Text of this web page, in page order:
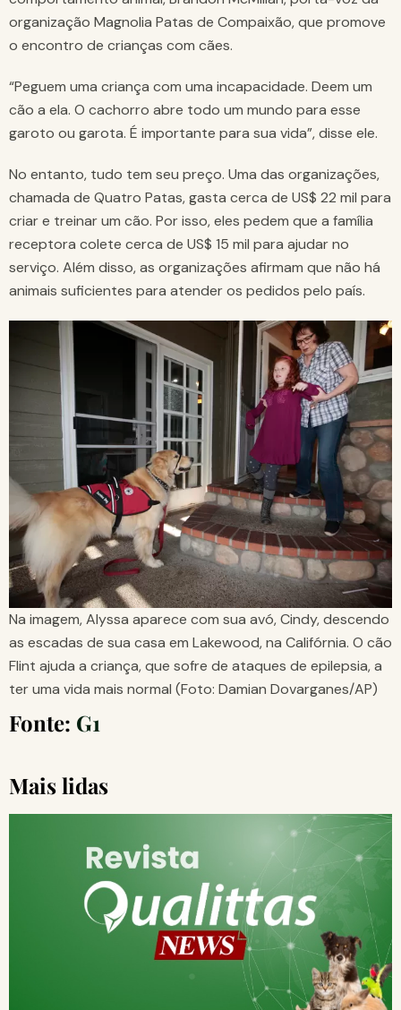
organização Magnolia Patas de Compaixão, que promove
o encontro de crianças com cães.
“Peguem uma criança com uma incapacidade. Deem um
cão a ela. O cachorro abre todo um mundo para esse
garoto ou garota. É importante para sua vida”, disse ele.
No entanto, tudo tem seu preço. Uma das organizações,
chamada de Quatro Patas, gasta cerca de US$ 22 mil para
criar e treinar um cão. Por isso, eles pedem que a família
receptora colete cerca de US$ 15 mil para ajudar no
serviço. Além disso, as organizações afirmam que não há
animais suficientes para atender os pedidos pelo país.
Na imagem, Alyssa aparece com sua avó, Cindy, descendo
as escadas de sua casa em Lakewood, na Califórnia. O cão
Flint ajuda a criança, que sofre de ataques de epilepsia, a
ter uma vida mais normal (Foto: Damian Dovarganes/AP)
Fonte: G1
Mais lidas